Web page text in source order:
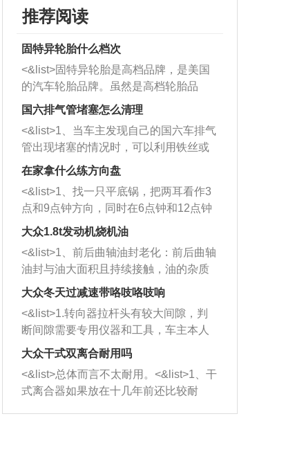
推荐阅读
固特异轮胎什么档次
<&list>固特异轮胎是高档品牌，是美国
的汽车轮胎品牌。虽然是高档轮胎品
牌，但是中高低端的轮胎都有生产，这
也是为了更好的开拓市场。
国六排气管堵塞怎么清理
<&list>1、当车主发现自己的国六车排气
管出现堵塞的情况时，可以利用铁丝或
者是细棍，直接将杂物给取出来，如果
堵塞情况比较严重，也可以采取应急措
施。 <&list>2、直接利用木棍将所有的
杂物推到排气管里面的位置处，然后将
三元催化器拆解开，就可以将堵塞的东
西取出来。但如果是因为积碳过多引起
的堵塞，就需要将三元催化器泡在草酸
洗剂对堵塞的情况得到解决，将清洗剂
放在燃油箱中，与燃油混合后，车辆启
动时，就可以和汽油一起进入到燃烧
室，最后形成废气排出，就可以让三元
催化器得到清洗，排气管堵塞的情况就
能够得到解决。
在家拿什么练方向盘
<&list>1、找一只平底锅，把两耳看作3
点和9点钟方向，同时在6点钟和12点钟
方向做一个标记。 <&list>2、双手握住
一圈半的练习，往右同样也要打相同的
圈数。 <&list>3、最后强调要反复练
习，这样就可以形成肌肉记忆，在真实
驾驶车辆时，不需要记忆也能打好方
向。
大众1.8t发动机烧机油
<&list>1、前后曲轴油封老化：前后曲轴
油封与油大面积且持续接触，油的杂质
和发动机内持续温度变化使其密封效果
逐渐减弱，导致渗油或漏油。<&list>2、
活塞间隙过大：积碳会使活塞环与缸体
的间隙扩大，导致机油流入燃烧室中，
造成烧机油。<&list>3、机油粘度。使用
机油粘度过小的话，同样会有烧机油现
象，机油粘度过小具有很好的流动性，
大众冬天过减速带咯吱咯吱响
<&list>1.转向器拉杆头有较大间隙，判
断间隙需要专用仪器和工具，车主本人
无法制作，需要将车辆送到修理厂或4s
店；<&list>2.车辆半轴套管防尘罩破
裂，破裂后会出现漏油现象，使半轴磨
损严重，磨损的半轴容易损坏，产生异
响；<&list>3.稳定器的转向胶套和球头
大众干式双离合耐用吗
<&list>总体而言不太耐用。<&list>1、干
式离合器如果放在十几年前还比较耐